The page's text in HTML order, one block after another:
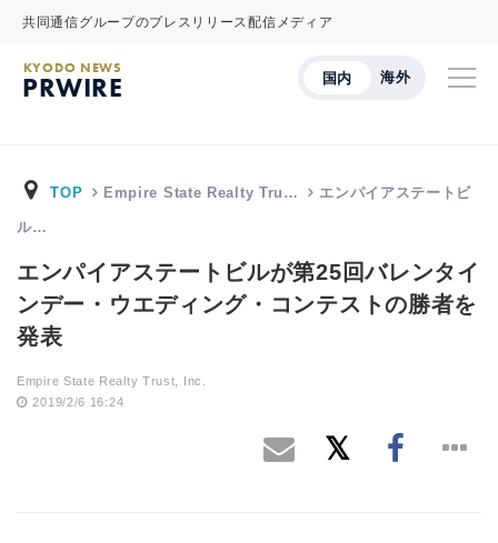
共同通信グループのプレスリリース配信メディア
国内 海外
KYODO NEWS
PRWIRE
TOP Empire State Realty Tru… エンパイアステートビ
ル…
エンパイアステートビルが第25回バレンタイ
ンデー・ウエディング・コンテストの勝者を
発表
Empire State Realty Trust, Inc.
2019/2/6 16:24